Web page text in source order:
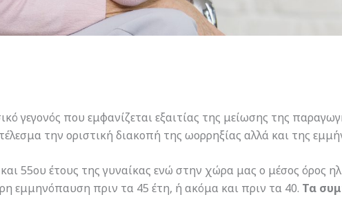
γεγονός που εμφανίζεται εξαιτίας της μείωσης της
την οριστική διακοπή της ωορρηξίας αλλά και της
55ου έτους της γυναίκας ενώ στην χώρα μας ο μέσος όρος
εμμηνόπαυση πριν τα 45 έτη, ή ακόμα και πριν τα 40. Τα